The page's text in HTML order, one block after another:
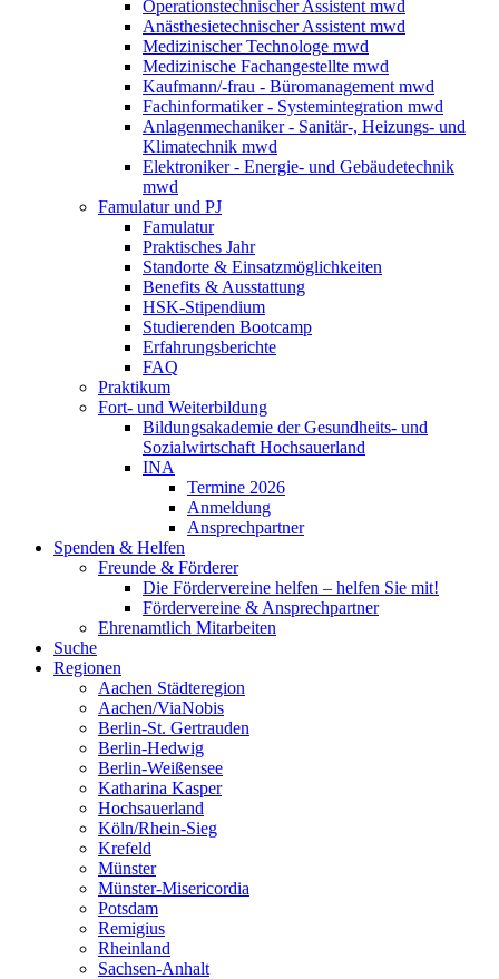
Operationstechnischer Assistent mwd
Anästhesietechnischer Assistent mwd
Medizinischer Technologe mwd
Medizinische Fachangestellte mwd
Kaufmann/-frau - Büromanagement mwd
Fachinformatiker - Systemintegration mwd
Anlagenmechaniker - Sanitär-, Heizungs- und
Klimatechnik mwd
Elektroniker - Energie- und Gebäudetechnik
mwd
Famulatur und PJ
Famulatur
Praktisches Jahr
Standorte & Einsatzmöglichkeiten
Benefits & Ausstattung
HSK-Stipendium
Studierenden Bootcamp
Erfahrungsberichte
FAQ
Praktikum
Fort- und Weiterbildung
Bildungsakademie der Gesundheits- und
Sozialwirtschaft Hochsauerland
INA
Termine 2026
Anmeldung
Ansprechpartner
Spenden & Helfen
Freunde & Förderer
Die Fördervereine helfen – helfen Sie mit!
Fördervereine & Ansprechpartner
Ehrenamtlich Mitarbeiten
Suche
Regionen
Aachen Städteregion
Aachen/ViaNobis
Berlin-St. Gertrauden
Berlin-Hedwig
Berlin-Weißensee
Katharina Kasper
Hochsauerland
Köln/Rhein-Sieg
Krefeld
Münster
Münster-Misericordia
Potsdam
Remigius
Rheinland
Sachsen-Anhalt